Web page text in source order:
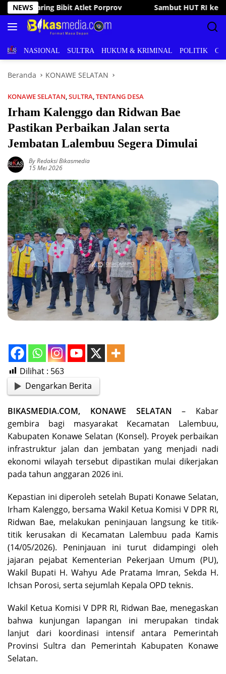
Langsung
ke
konten
NEWS
HUT RI ke-81, Bupati Irham Kalenggo Buka Porseni
BERITANASIONAL SULTRA HUKUM & KRIMINAL POLITIK
Beranda KONAWE SELATAN
KONAWE SELATAN,SULTRA,TENTANG DESA
Irham Kalenggo dan Ridwan Bae
Pastikan Perbaikan Jalan serta
Jembatan Lalembuu Segera Dimulai
By Redaksi Bikasmedia
15 Mei 2026
Dilihat : 563
Dengarkan Berita
BIKASMEDIA.COM, KONAWE SELATAN – Kabar
gembira bagi masyarakat Kecamatan Lalembuu,
Kabupaten Konawe Selatan (Konsel). Proyek perbaikan
infrastruktur jalan dan jembatan yang menjadi nadi
ekonomi wilayah tersebut dipastikan mulai dikerjakan
pada tahun anggaran 2026 ini.
Kepastian ini diperoleh setelah Bupati Konawe Selatan,
Irham Kalenggo, bersama Wakil Ketua Komisi V DPR RI,
Ridwan Bae, melakukan peninjauan langsung ke titik-
titik kerusakan di Kecamatan Lalembuu pada Kamis
(14/05/2026). Peninjauan ini turut didampingi oleh
jajaran pejabat Kementerian Pekerjaan Umum (PU),
Wakil Bupati H. Wahyu Ade Pratama Imran, Sekda H.
Ichsan Porosi, serta sejumlah Kepala OPD teknis.
Wakil Ketua Komisi V DPR RI, Ridwan Bae, menegaskan
bahwa kunjungan lapangan ini merupakan tindak
lanjut dari koordinasi intensif antara Pemerintah
Provinsi Sultra dan Pemerintah Kabupaten Konawe
Selatan.